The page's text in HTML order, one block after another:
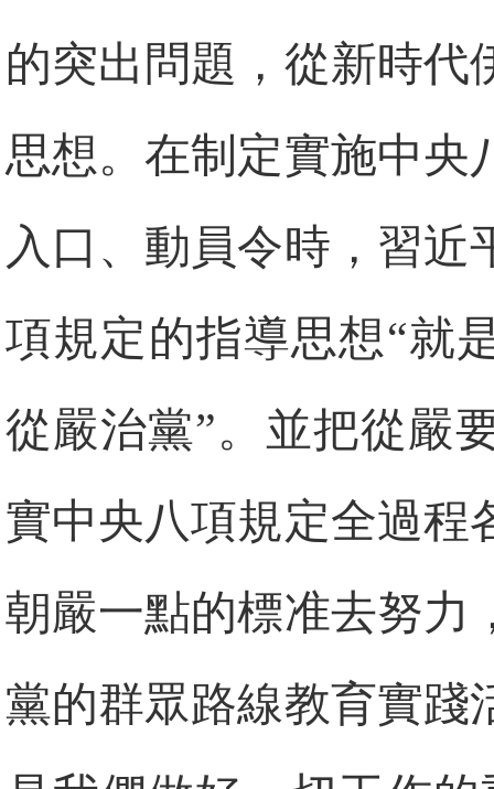
的突出問題，從新時代
思想。在制定實施中央
入口、動員令時，習近
項規定的指導思想“就
從嚴治黨”。並把從嚴
實中央八項規定全過程
朝嚴一點的標准去努力
黨的群眾路線教育實踐